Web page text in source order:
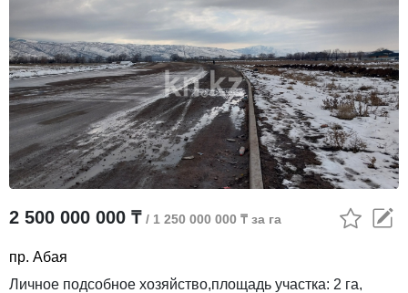
2 500 000 000 ₸ / 1 250 000 000 ₸ за га
пр. Абая
личное подсобное хозяйство,площадь участка: 2 га,